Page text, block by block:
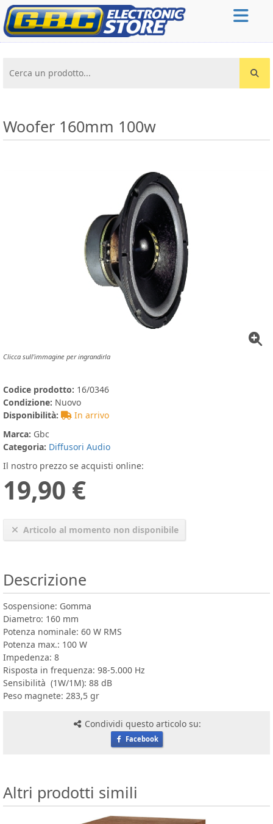
Cerca un prodotto...
Woofer 160mm 100w
Clicca sull'immagine per ingrandirla
Codice prodotto: 16/0346
Condizione: Nuovo
Disponibilità:
In arrivo
Marca: Gbc
Categoria: Diffusori Audio
Il nostro prezzo se acquisti online:
19,90 €
Articolo al momento non disponibile
Descrizione
Sospensione: Gomma
Diametro: 160 mm
Potenza nominale: 60 W RMS
Potenza max.: 100 W
Impedenza: 8
Risposta in frequenza: 98-5.000 Hz
Sensibilità (1W/1M): 88 dB
Peso magnete: 283,5 gr
Condividi questo articolo su:
Facebook
Altri prodotti simili